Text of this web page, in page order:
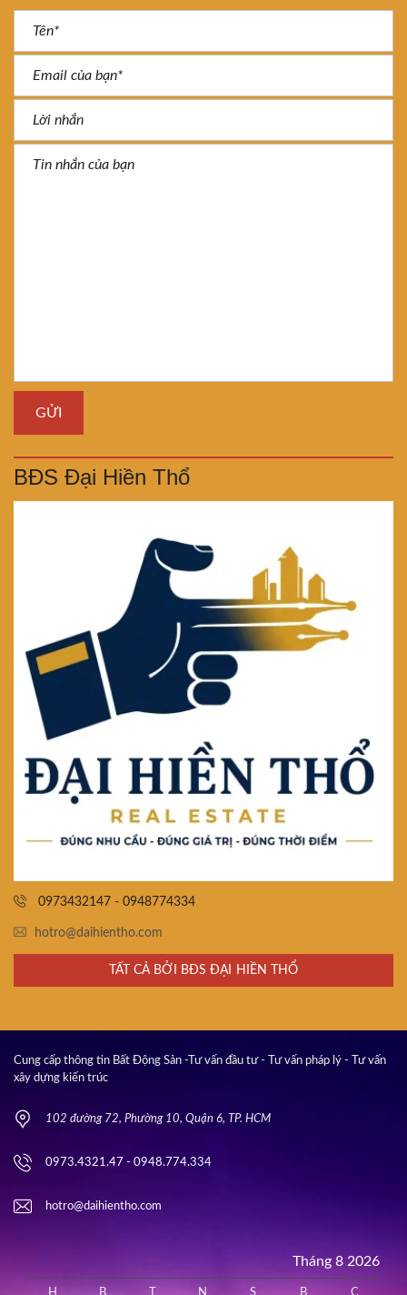
BĐS Đại Hiền Thổ
0973432147 - 0948774334
hotro@daihientho.com
TẤT CẢ BỞI BĐS ĐẠI HIỀN THỔ
Cung cấp thông tin Bất Động Sản -Tư vấn đầu tư - Tư vấn pháp lý - Tư vấn
xây dựng kiến trúc
102 đường 72, Phường 10, Quận 6, TP. HCM
0973.4321.47 - 0948.774.334
hotro@daihientho.com
Tháng 8 2026